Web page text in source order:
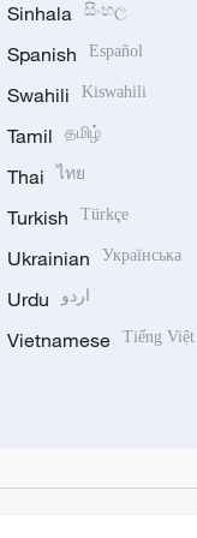
Sinhala සිංහල
Spanish Español
Swahili Kiswahili
Tamil தமிழ்
Thai ไทย
Turkish Türkçe
Ukrainian Українська
Urdu اردو
Vietnamese Tiếng Việt